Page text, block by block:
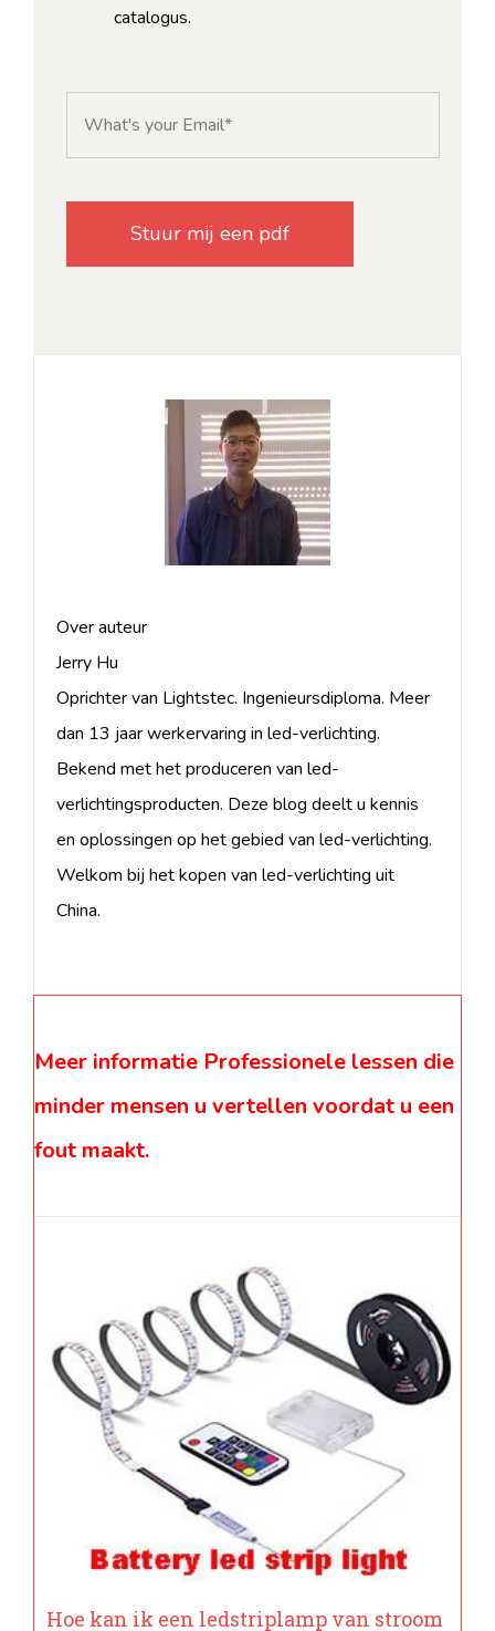
catalogus.
Over auteur
Jerry Hu
Oprichter van Lightstec. Ingenieursdiploma. Meer
dan 13 jaar werkervaring in led-verlichting.
Bekend met het produceren van led-
verlichtingsproducten. Deze blog deelt u kennis
en oplossingen op het gebied van led-verlichting.
Welkom bij het kopen van led-verlichting uit
China.
Meer informatie Professionele lessen die
minder mensen u vertellen voordat u een
fout maakt.
Hoe kan ik een ledstriplamp van stroom